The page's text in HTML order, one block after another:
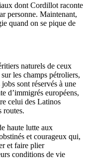
dont Cordillot raconte
personne. Maintenant,
quand on se pique de
naturels de ceux
les champs pétroliers,
sont réservés à une
d’immigrés européens,
celui des Latinos
routes.
haute lutte aux
et courageux qui,
et faire plier
conditions de vie